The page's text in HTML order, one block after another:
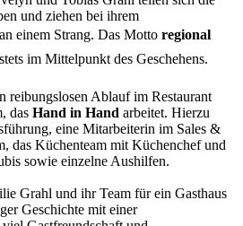
und ziehen bei ihrem
einem Strang. Das Motto  regional
stets im Mittelpunkt des Geschehens.
reibungslosen Ablauf im Restaurant
das Hand in Hand arbeitet. Hierzu
eine Mitarbeiterin im Sales &
das Küchenteam mit Küchenchef und
sowie einzelne Aushilfen.
Grahl und ihr Team für ein Gasthaus
Geschichte mit einer